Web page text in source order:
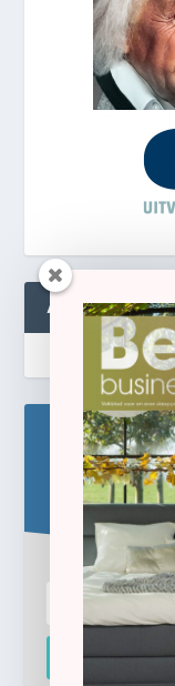
ABONNEREN
Schrijf u